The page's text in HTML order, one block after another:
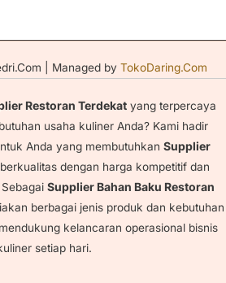
| Managed by TokoDaring.Com
Restoran Terdekat yang terpercaya
usaha kuliner Anda? Kami hadir
Anda yang membutuhkan Supplier
berkualitas dengan harga kompetitif dan
Supplier Bahan Baku Restoran
berbagai jenis produk dan kebutuhan
kelancaran operasional bisnis
setiap hari.